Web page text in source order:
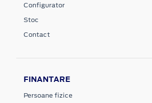
Configurator
Stoc
Contact
FINANTARE
Persoane fizice